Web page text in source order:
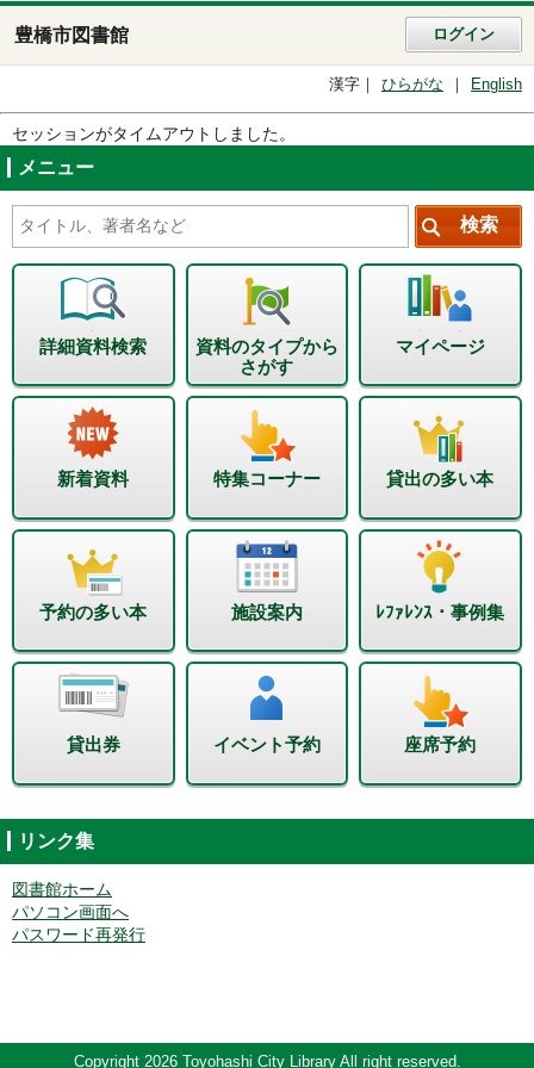
豊橋市図書館 ログイン
漢字 ひらがな English
セッションがタイムアウトしました。
メニュー
詳細資料検索
資料のタイプから
さがす
マイページ
新着資料 特集コーナー 貸出の多い本
予約の多い本 施設案内 ﾚﾌｧﾚﾝｽ・事例集
貸出券 イベント予約 座席予約
リンク集
図書館ホーム
パソコン画面へ
パスワード再発行
Copyright 2026 Toyohashi City Library All right reserved.